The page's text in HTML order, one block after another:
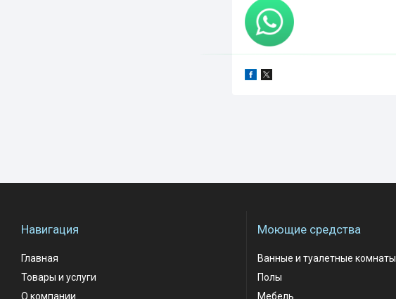
Навигация
Главная
Товары и услуги
О компании
Моющие средства
Ванные и туалетные комнаты
Полы
Мебель